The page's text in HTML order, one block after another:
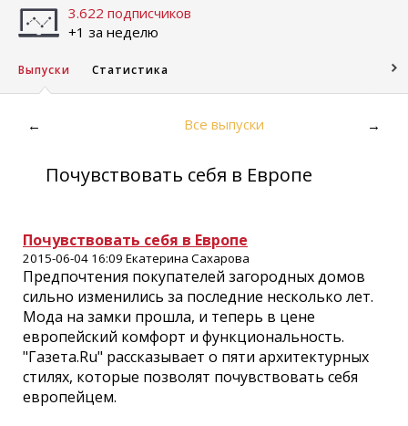
3.622 подписчиков
+1 за неделю
Выпуски Статистика
← Все выпуски →
Почувствовать себя в Европе
Почувствовать себя в Европе
2015-06-04 16:09 Екатерина Сахарова
Предпочтения покупателей загородных домов
сильно изменились за последние несколько лет.
Мода на замки прошла, и теперь в цене
европейский комфорт и функциональность.
"Газета.Ru" рассказывает о пяти архитектурных
стилях, которые позволят почувствовать себя
европейцем.